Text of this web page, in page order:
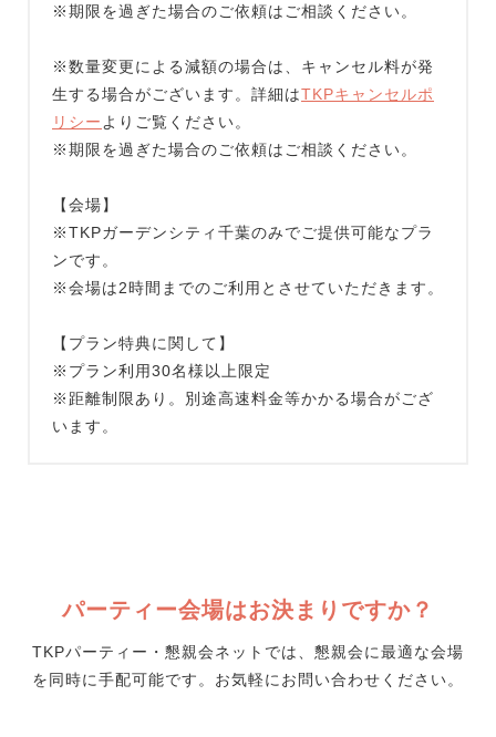
※期限を過ぎた場合のご依頼はご相談ください。
※数量変更による減額の場合は、キャンセル料が発
生する場合がございます。詳細はTKPキャンセルポ
リシー よりご覧ください。
※期限を過ぎた場合のご依頼はご相談ください。
【会場】
※TKPガーデンシティ千葉のみでご提供可能なプラ
ンです。
※会場は2時間までのご利用とさせていただきます。
【プラン特典に関して】
※プラン利用30名様以上限定
※距離制限あり。別途高速料金等かかる場合がござ
います。
パーティー会場はお決まりですか？
TKPパーティー・懇親会ネットでは、懇親会に最適な会場
を同時に手配可能です。お気軽にお問い合わせください。